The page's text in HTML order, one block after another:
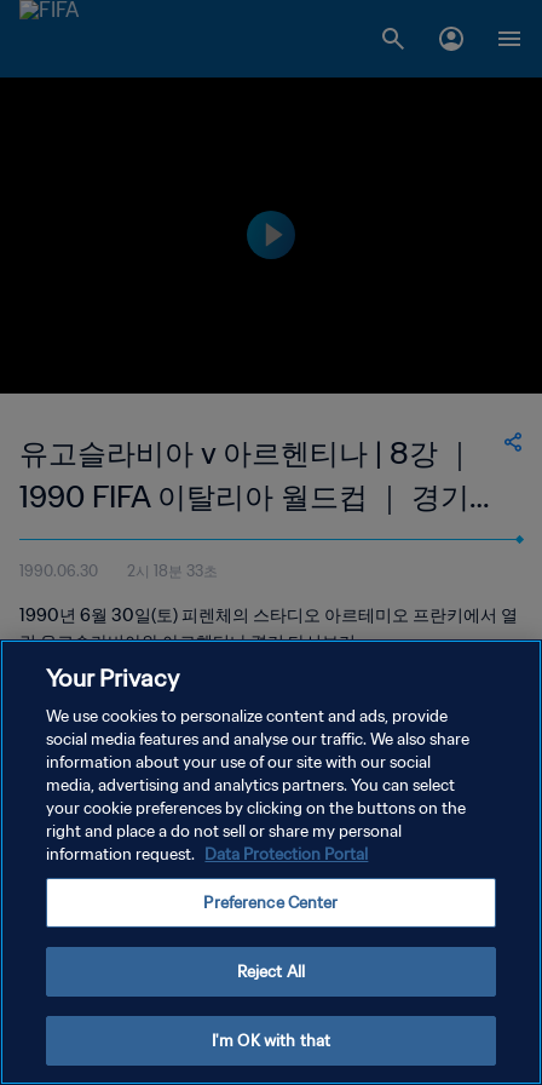
유고슬라비아 v 아르헨티나 | 8강 ｜
1990 FIFA 이탈리아 월드컵 ｜ 경기
다시보기
1990.06.30 2시 18분 33초
1990년 6월 30일(토) 피렌체의 스타디오 아르테미오 프란키에서 열
린 유고슬라비아와 아르헨티나 경기 다시보기
개인정보 보호정책
서비스 약관
쿠키 기본 설정 관리
Your Privacy
We use cookies to personalize content and ads, provide
social media features and analyse our traffic. We also share
information about your use of our site with our social
media, advertising and analytics partners. You can select
your cookie preferences by clicking on the buttons on the
right and place a do not sell or share my personal
information request. Data Protection Portal
Preference Center
Reject All
I'm OK with that